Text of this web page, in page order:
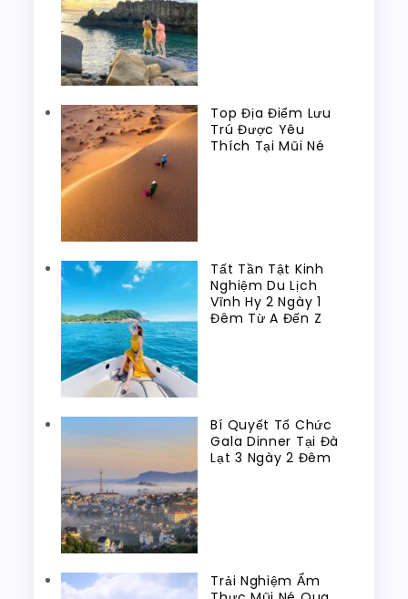
Top Địa Điểm Lưu
Trú Được Yêu
Thích Tại Mũi Né
Tất Tần Tật Kinh
Nghiệm Du Lịch
Vĩnh Hy 2 Ngày 1
Đêm Từ A Đến Z
Bí Quyết Tổ Chức
Gala Dinner Tại Đà
Lạt 3 Ngày 2 Đêm
Trải Nghiệm Ẩm